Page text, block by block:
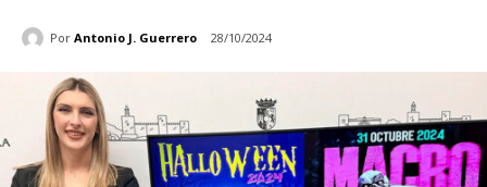
Por Antonio J. Guerrero 28/10/2024